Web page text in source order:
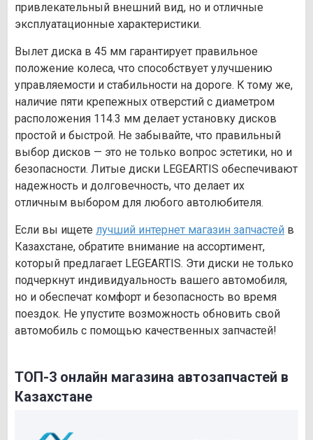
привлекательный внешний вид, но и отличные
эксплуатационные характеристики.
Вылет диска в 45 мм гарантирует правильное
положение колеса, что способствует улучшению
управляемости и стабильности на дороге. К тому же,
наличие пяти крепежных отверстий с диаметром
расположения 114.3 мм делает установку дисков
простой и быстрой. Не забывайте, что правильный
выбор дисков — это не только вопрос эстетики, но и
безопасности. Литые диски LEGEARTIS обеспечивают
надежность и долговечность, что делает их
отличным выбором для любого автолюбителя.
Если вы ищете лучший интернет магазин запчастей в
Казахстане, обратите внимание на ассортимент,
который предлагает LEGEARTIS. Эти диски не только
подчеркнут индивидуальность вашего автомобиля,
но и обеспечат комфорт и безопасность во время
поездок. Не упустите возможность обновить свой
автомобиль с помощью качественных запчастей!
ТОП-3 онлайн магазина автозапчастей в
Казахстане